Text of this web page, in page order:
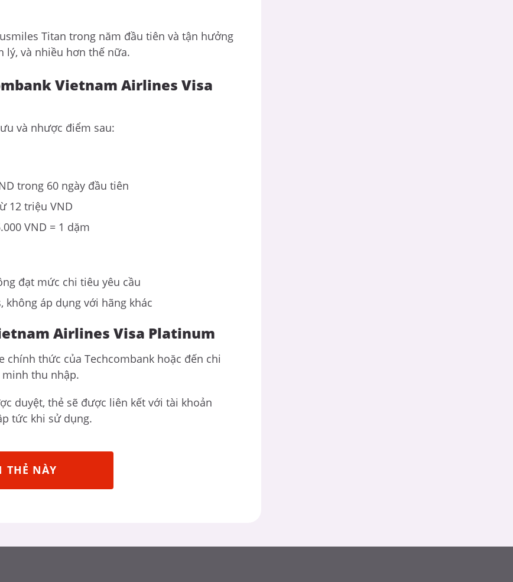
Titan trong năm đầu tiên và tận hưởng
lý, và nhiều hơn thế nữa.
Vietnam Airlines Visa
và nhược điểm sau:
trong 60 ngày đầu tiên
12 triệu VND
VND = 1 dặm
đạt mức chi tiêu yêu cầu
áp dụng với hãng khác
Airlines Visa Platinum
chính thức của Techcombank hoặc đến chi
minh thu nhập.
duyệt, thẻ sẽ được liên kết với tài khoản
tức khi sử dụng.
THẺ NÀY